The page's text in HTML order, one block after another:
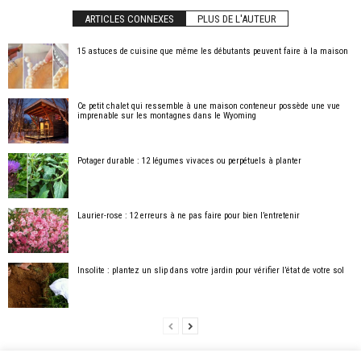
ARTICLES CONNEXES PLUS DE L'AUTEUR
15 astuces de cuisine que même les débutants peuvent faire à la maison
Ce petit chalet qui ressemble à une maison conteneur possède une vue
imprenable sur les montagnes dans le Wyoming
Potager durable : 12 légumes vivaces ou perpétuels à planter
Laurier-rose : 12 erreurs à ne pas faire pour bien l’entretenir
Insolite : plantez un slip dans votre jardin pour vérifier l’état de votre sol